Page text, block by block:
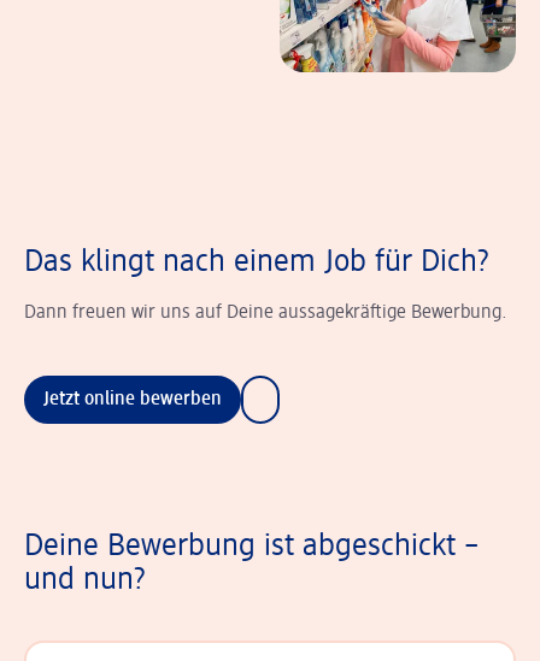
Das klingt nach einem Job für Dich?
Dann freuen wir uns auf Deine aussagekräftige Bewerbung.
Jetzt online bewerben
Deine Bewerbung ist abgeschickt –
und nun?